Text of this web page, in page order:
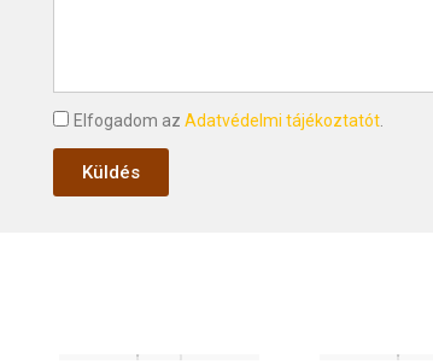
Elfogadom az Adatvédelmi tájékoztatót.
Küldés